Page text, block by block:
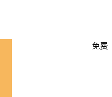
免费